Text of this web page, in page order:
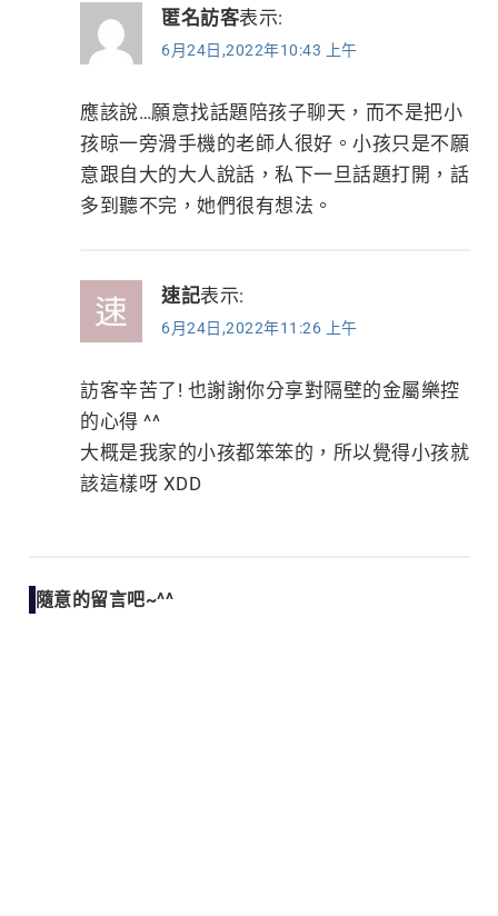
匿名訪客表示:
6月24日,2022年10:43 上午
應該說…願意找話題陪孩子聊天，而不是把小
孩晾一旁滑手機的老師人很好。小孩只是不願
意跟自大的大人說話，私下一旦話題打開，話
多到聽不完，她們很有想法。
速記表示:
6月24日,2022年11:26 上午
訪客辛苦了! 也謝謝你分享對隔壁的金屬樂控
的心得 ^^
大概是我家的小孩都笨笨的，所以覺得小孩就
該這樣呀 XDD
隨意的留言吧~^^